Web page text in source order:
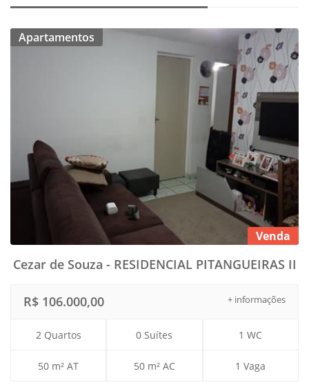
Apartamentos
Venda
Cezar de Souza - RESIDENCIAL PITANGUEIRAS II
+ informações
R$ 106.000,00
2 Quartos 0 Suítes 1 WC
50 m² AT 50 m² AC 1 Vaga